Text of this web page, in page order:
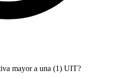
mayor a una (1) UIT?